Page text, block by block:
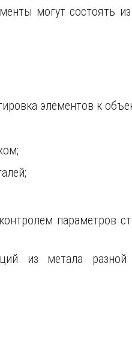
могут состоять
элементов к
параметров
из метала разной